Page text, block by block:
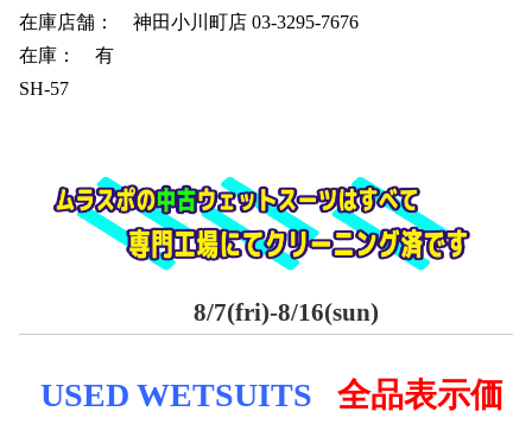
在庫店舗： 神田小川町店 03-3295-7676
在庫： 有
SH-57
8/7(fri)-8/16(sun)
USED WETSUITS
全品表示価